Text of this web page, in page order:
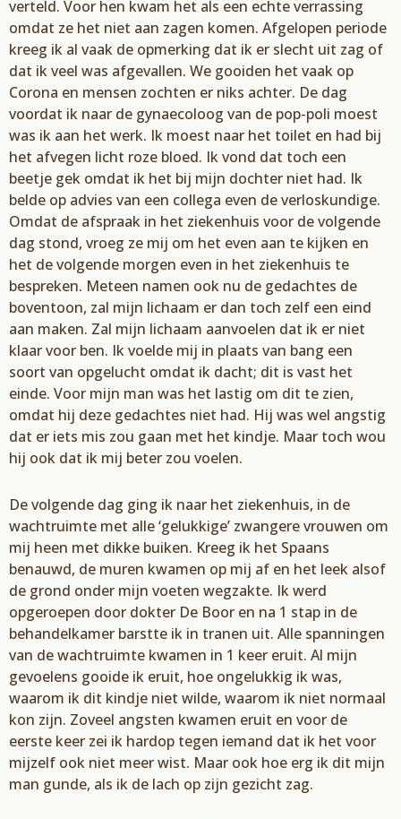
verteld. Voor hen kwam het als een echte verrassing
omdat ze het niet aan zagen komen. Afgelopen periode
kreeg ik al vaak de opmerking dat ik er slecht uit zag of
dat ik veel was afgevallen. We gooiden het vaak op
Corona en mensen zochten er niks achter. De dag
voordat ik naar de gynaecoloog van de pop-poli moest
was ik aan het werk. Ik moest naar het toilet en had bij
het afvegen licht roze bloed. Ik vond dat toch een
beetje gek omdat ik het bij mijn dochter niet had. Ik
belde op advies van een collega even de verloskundige.
Omdat de afspraak in het ziekenhuis voor de volgende
dag stond, vroeg ze mij om het even aan te kijken en
het de volgende morgen even in het ziekenhuis te
bespreken. Meteen namen ook nu de gedachtes de
boventoon, zal mijn lichaam er dan toch zelf een eind
aan maken. Zal mijn lichaam aanvoelen dat ik er niet
klaar voor ben. Ik voelde mij in plaats van bang een
soort van opgelucht omdat ik dacht; dit is vast het
einde. Voor mijn man was het lastig om dit te zien,
omdat hij deze gedachtes niet had. Hij was wel angstig
dat er iets mis zou gaan met het kindje. Maar toch wou
hij ook dat ik mij beter zou voelen.
De volgende dag ging ik naar het ziekenhuis, in de
wachtruimte met alle ‘gelukkige’ zwangere vrouwen om
mij heen met dikke buiken. Kreeg ik het Spaans
benauwd, de muren kwamen op mij af en het leek alsof
de grond onder mijn voeten wegzakte. Ik werd
opgeroepen door dokter De Boor en na 1 stap in de
behandelkamer barstte ik in tranen uit. Alle spanningen
van de wachtruimte kwamen in 1 keer eruit. Al mijn
gevoelens gooide ik eruit, hoe ongelukkig ik was,
waarom ik dit kindje niet wilde, waarom ik niet normaal
kon zijn. Zoveel angsten kwamen eruit en voor de
eerste keer zei ik hardop tegen iemand dat ik het voor
mijzelf ook niet meer wist. Maar ook hoe erg ik dit mijn
man gunde, als ik de lach op zijn gezicht zag.